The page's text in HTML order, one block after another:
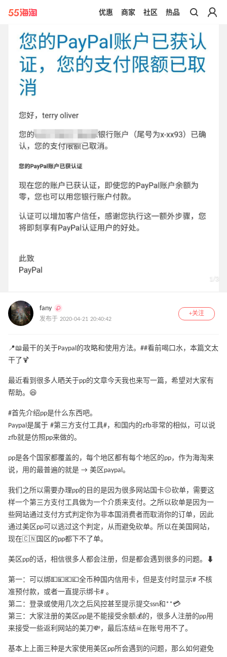
带你去官网买正品
优惠 商家 社区 热品
1 3
fany
发布于 2020-04-21 20:40:42
+关注
📍📖最干的关于Paypal的攻略和使用方法。##看前喝口水，本篇文太
干了🍹
最近看到很多人晒关于pp的文章今天我也来写一篇，希望对大家有
帮助。😆
#首先介绍pp是什么东西吧。
Paypal是属于 #第三方支付工具#，和国内的zfb非常的相似，可以说
zfb就是仿照pp来做的。
pp是各个国家都覆盖的，每个地区都有每个地区的pp，作为海淘来
说，用的最普遍的就是 → 美区paypal。
我们之所以需要办理pp的目的是因为很多网站国卡☹️砍单，需要这
样一个第三方支付工具做为一个介质来支付。之所以砍单是因为一
些网站通过支付方式判定你为非本国消费者而取消你的订单，因此
通过美区pp可以逃过这个判定，从而避免砍单。所以在美国网站，
现在🇨🇳国区的pp都下不了单。
美区pp的话，相信很多人都会注册，但是都会遇到很多的问题。⬇️
第一：可以绑💵💴💶💷全币种国内信用卡，但是支付时显示# 不核
准预付款，或者一直提示绑卡# 。
第二：登录或使用几次之后风控甚至提示提交ssn和**💳
第三：大家注册的美区pp是不能接受余额💰的，很多人注册的pp用
来接受一些返利网站的美刀💸，最后冻结☠在账号用不了。
基本上上面三种是大家使用美区pp所会遇到的问题，那么如何避免